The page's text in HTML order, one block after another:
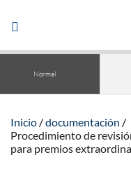
Abrir/Cerrar
navegación
Normal
Inicio
documentación
Procedimiento de
para premios